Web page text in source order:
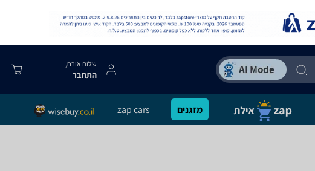
שלום אורח,
התחבר
מזגנים zap cars